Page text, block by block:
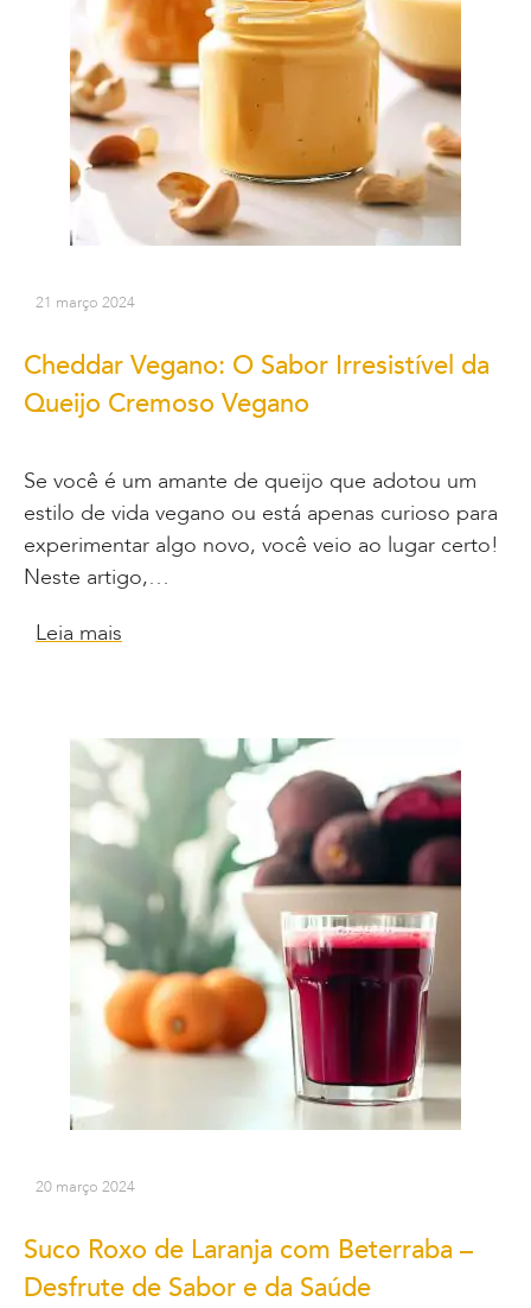
21 março 2024
Cheddar Vegano: O Sabor Irresistível da
Queijo Cremoso Vegano
Se você é um amante de queijo que adotou um
estilo de vida vegano ou está apenas curioso para
experimentar algo novo, você veio ao lugar certo!
Neste artigo,…
Leia mais
20 março 2024
Suco Roxo de Laranja com Beterraba –
Desfrute de Sabor e da Saúde